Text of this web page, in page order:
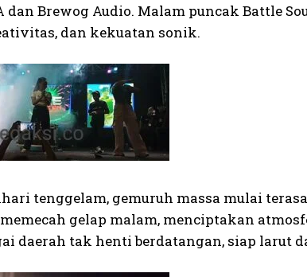
dan Brewog Audio. Malam puncak Battle
dan kekuatan sonik.
tenggelam, gemuruh massa mulai
gelap malam, menciptakan
daerah tak henti berdatangan, siap larut